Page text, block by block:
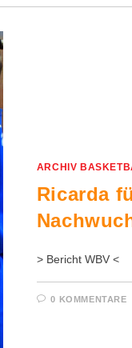
ARCHIV
Ricarda
> Bericht WBV <
0 KOMMENTARE